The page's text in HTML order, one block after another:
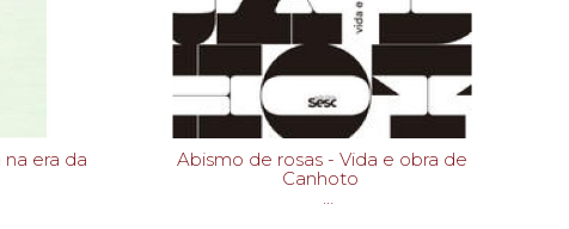
Abismo de rosas - Vida e obra de
Canhoto